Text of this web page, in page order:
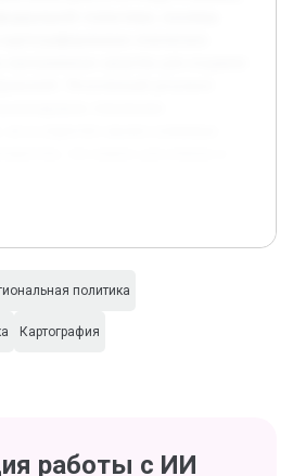
политика
Картография
работы с ИИ